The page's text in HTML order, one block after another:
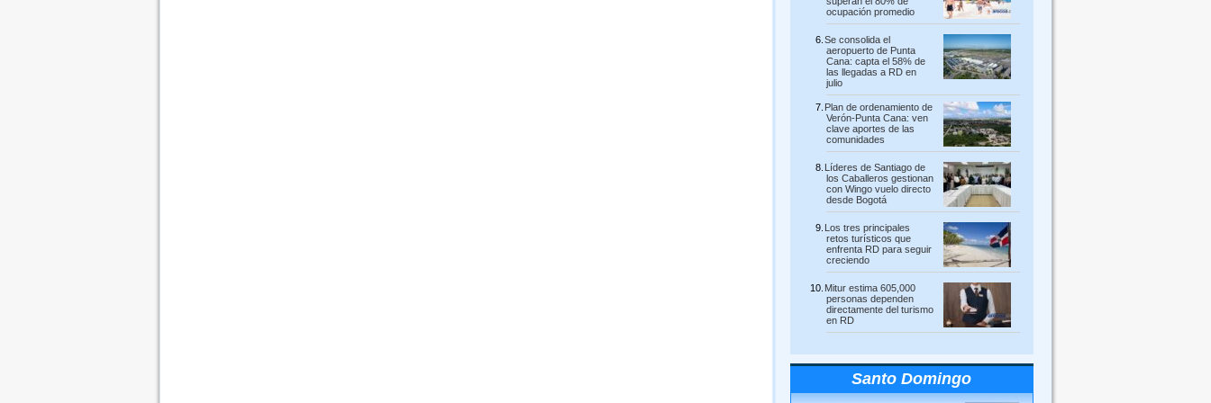
ocupación promedio
Se consolida el
aeropuerto de Punta
Cana: capta el 58% de
las llegadas a RD en
julio
Plan de ordenamiento de
Verón-Punta Cana: ven
clave aportes de las
comunidades
Líderes de Santiago de
los Caballeros gestionan
con Wingo vuelo directo
desde Bogotá
Los tres principales
retos turísticos que
enfrenta RD para seguir
creciendo
Mitur estima 605,000
personas dependen
directamente del turismo
en RD
Santo Domingo